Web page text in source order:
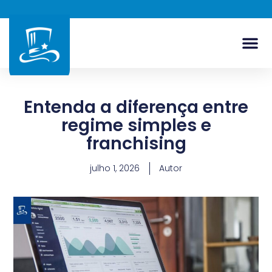
Entenda a diferença entre
regime simples e
franchising
julho 1, 2026 Autor